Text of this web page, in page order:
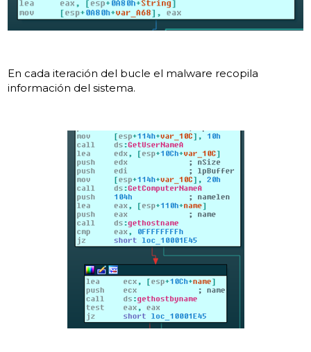
En cada iteración del bucle el malware recopila
información del sistema.